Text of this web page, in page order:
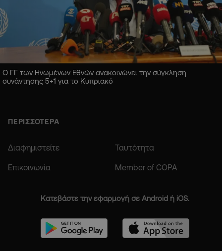
Ο ΓΓ των Ηνωμένων Εθνών ανακοινώνει την σύγκληση
συνάντησης 5+1 για το Κυπριακό
ΠΕΡΙΣΣΟΤΕΡΑ
Διαφημιστείτε Ταυτότητα
Επικοινωνία Member of COPA
Κατεβάστε την εφαρμογή σε Android ή iOS.